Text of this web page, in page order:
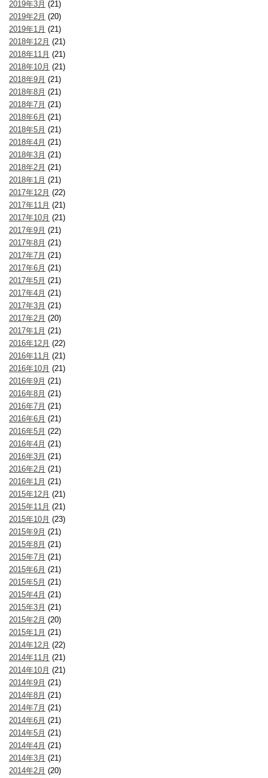
2019年3月 (21)
2019年2月 (20)
2019年1月 (21)
2018年12月 (21)
2018年11月 (21)
2018年10月 (21)
2018年9月 (21)
2018年8月 (21)
2018年7月 (21)
2018年6月 (21)
2018年5月 (21)
2018年4月 (21)
2018年3月 (21)
2018年2月 (21)
2018年1月 (21)
2017年12月 (22)
2017年11月 (21)
2017年10月 (21)
2017年9月 (21)
2017年8月 (21)
2017年7月 (21)
2017年6月 (21)
2017年5月 (21)
2017年4月 (21)
2017年3月 (21)
2017年2月 (20)
2017年1月 (21)
2016年12月 (22)
2016年11月 (21)
2016年10月 (21)
2016年9月 (21)
2016年8月 (21)
2016年7月 (21)
2016年6月 (21)
2016年5月 (22)
2016年4月 (21)
2016年3月 (21)
2016年2月 (21)
2016年1月 (21)
2015年12月 (21)
2015年11月 (21)
2015年10月 (23)
2015年9月 (21)
2015年8月 (21)
2015年7月 (21)
2015年6月 (21)
2015年5月 (21)
2015年4月 (21)
2015年3月 (21)
2015年2月 (20)
2015年1月 (21)
2014年12月 (22)
2014年11月 (21)
2014年10月 (21)
2014年9月 (21)
2014年8月 (21)
2014年7月 (21)
2014年6月 (21)
2014年5月 (21)
2014年4月 (21)
2014年3月 (21)
2014年2月 (20)